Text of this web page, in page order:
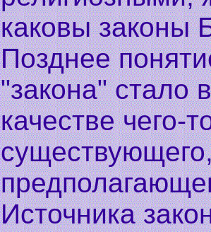
каковы законы
Позднее
"закона" стало
качестве чего-
Источника